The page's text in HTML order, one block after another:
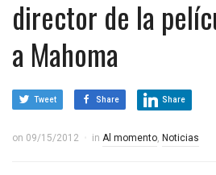
director de la
a Mahoma
Tweet Share Share
on 09/15/2012 in Al momento, Noticias